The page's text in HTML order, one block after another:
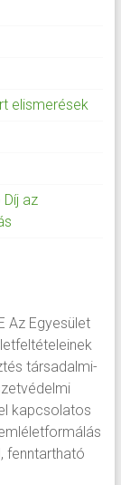
elismerések
az
Az Egyesület
társadalmi-
kapcsolatos
fenntartható